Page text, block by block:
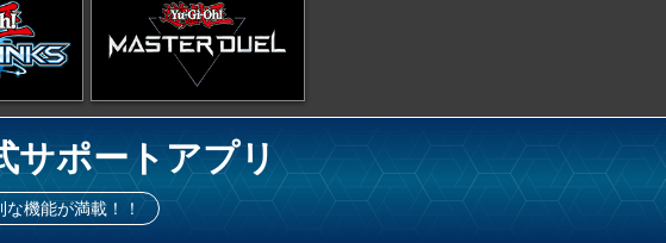
サポートアプリ
機能が満載！！